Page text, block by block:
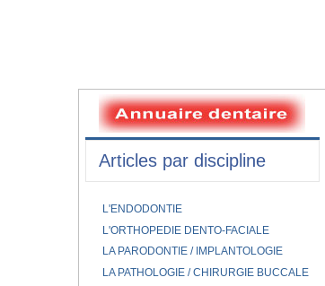
Articles par discipline
L'ENDODONTIE
L'ORTHOPEDIE DENTO-FACIALE
LA PARODONTIE / IMPLANTOLOGIE
LA PATHOLOGIE / CHIRURGIE BUCCALE